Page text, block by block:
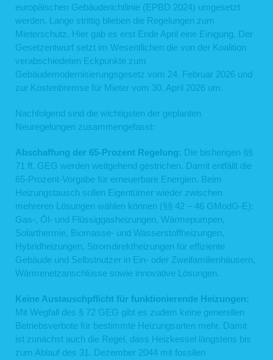
europäischen Gebäuderichtlinie (EPBD 2024) umgesetzt
werden. Lange strittig blieben die Regelungen zum
Mieterschutz. Hier gab es erst Ende April eine Einigung. Der
Gesetzentwurf setzt im Wesentlichen die von der Koalition
verabschiedeten Eckpunkte zum
Gebäudemodernisierungsgesetz vom 24. Februar 2026 und
zur Kostenbremse für Mieter vom 30. April 2026 um.
Nachfolgend sind die wichtigsten der geplanten
Neuregelungen zusammengefasst:
Abschaffung der 65-Prozent Regelung: Die bisherigen §§
71 ff. GEG werden weitgehend gestrichen. Damit entfällt die
65-Prozent-Vorgabe für erneuerbare Energien. Beim
Heizungstausch sollen Eigentümer wieder zwischen
mehreren Lösungen wählen können (§§ 42 – 46 GModG-E):
Gas-, Öl- und Flüssiggasheizungen, Wärmepumpen,
Solarthermie, Biomasse- und Wasserstoffheizungen,
Hybridheizungen, Stromdirektheizungen für effiziente
Gebäude und Selbstnutzer in Ein- oder Zweifamilienhäusern,
Wärmenetzanschlüsse sowie innovative Lösungen.
Keine Austauschpflicht für funktionierende Heizungen:
Mit Wegfall des § 72 GEG gibt es zudem keine generellen
Betriebsverbote für bestimmte Heizungsarten mehr. Damit
ist zunächst auch die Regel, dass Heizkessel längstens bis
zum Ablauf des 31. Dezember 2044 mit fossilen